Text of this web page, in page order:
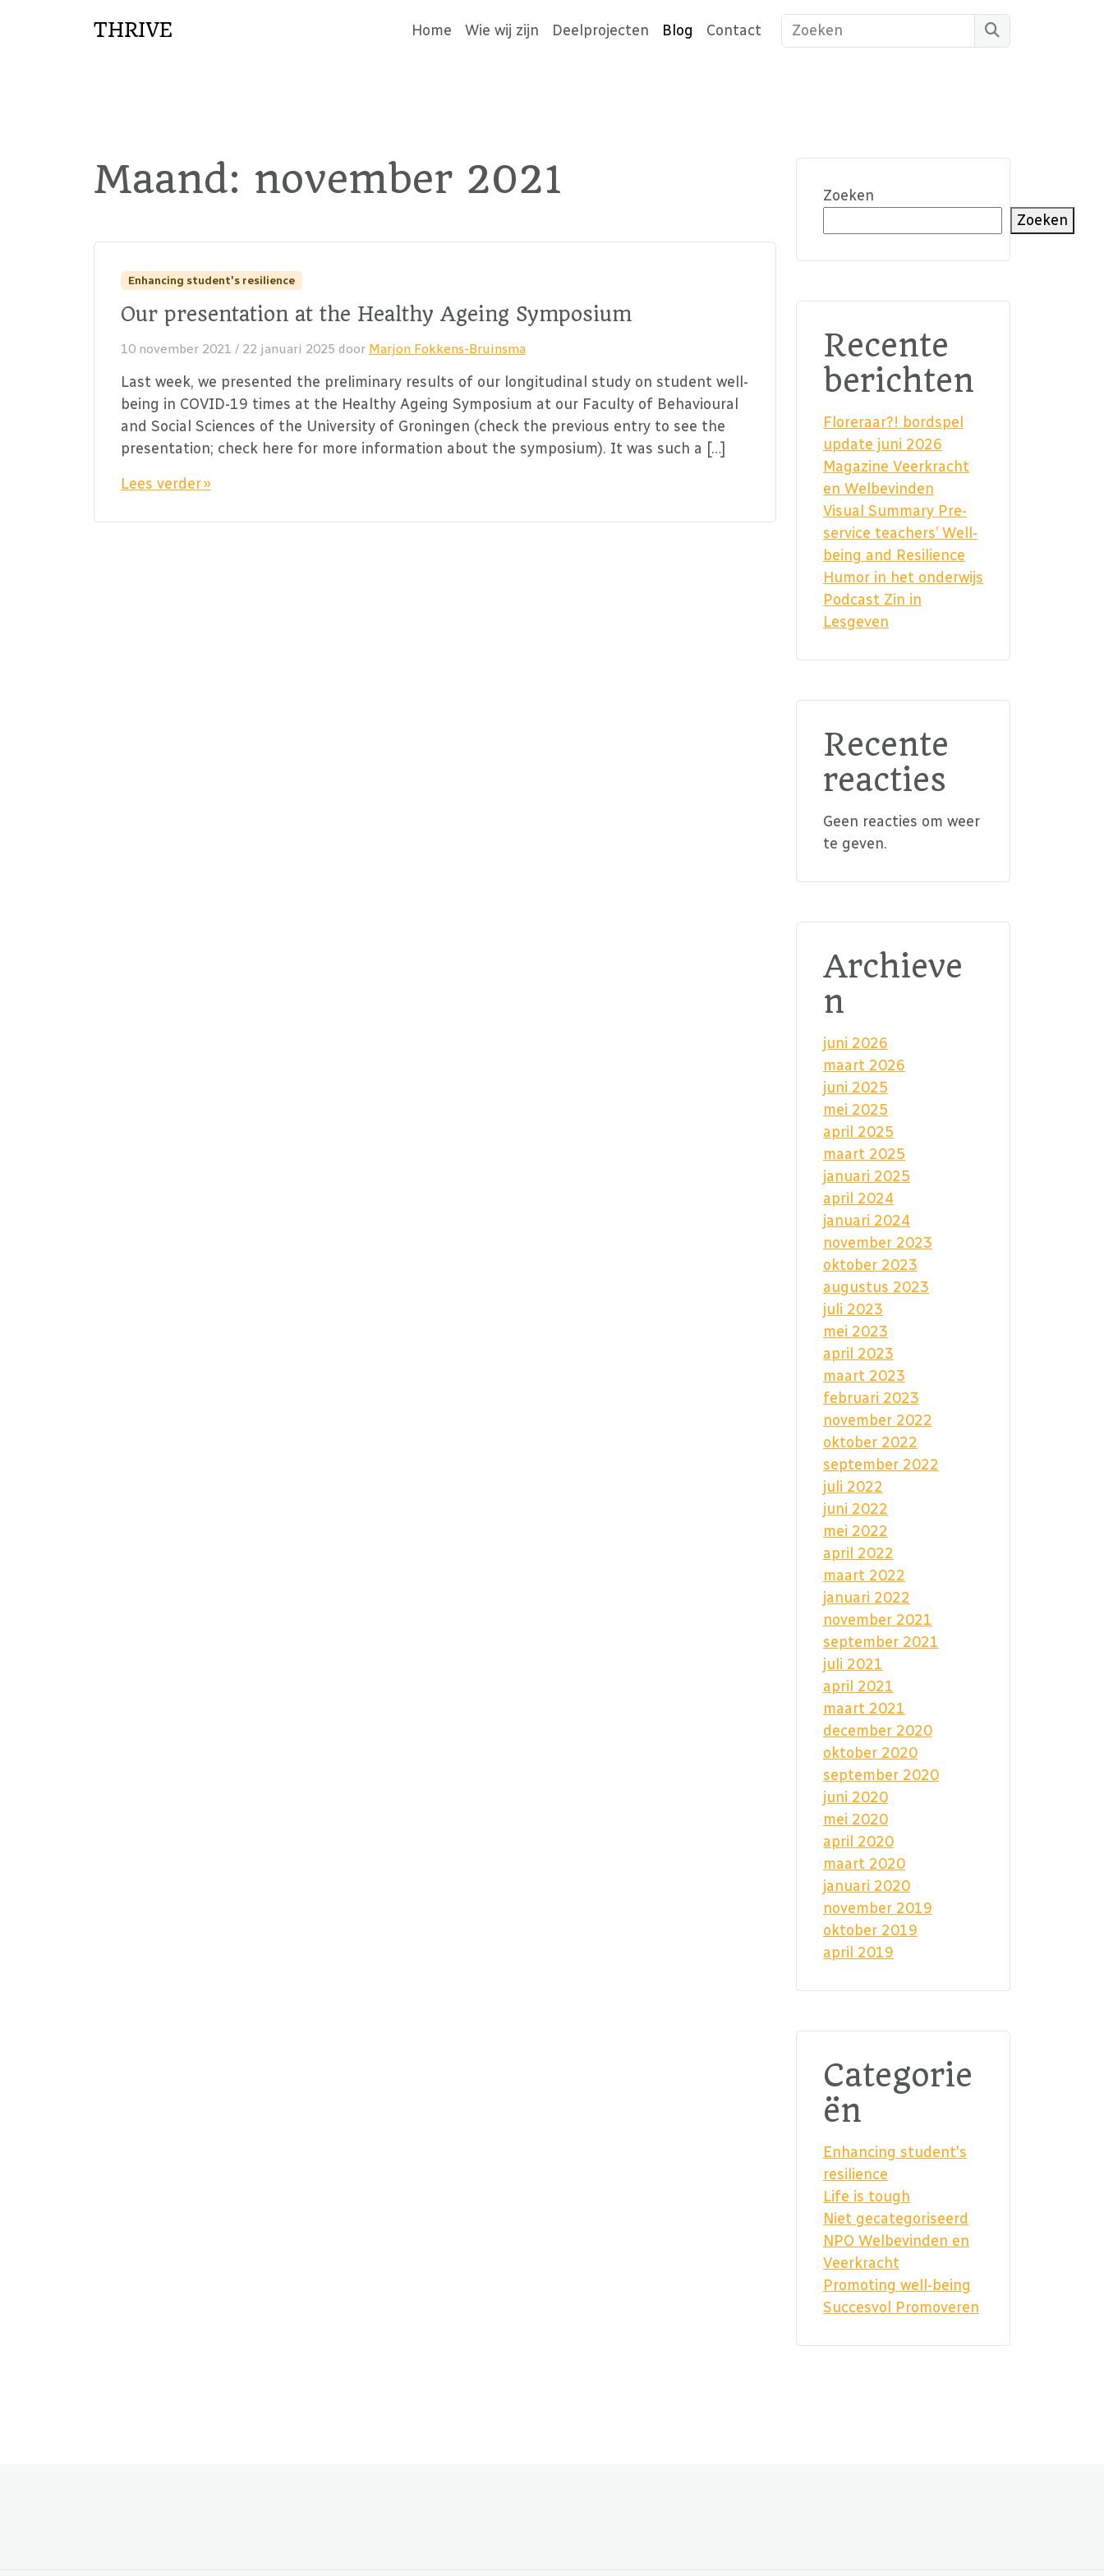
THRIVE Home Wie wij zijn Deelprojecten Blog Contact
Maand: november 2021
Enhancing student's resilience
Our presentation at the Healthy Ageing Symposium
10 november 2021 / 22 januari 2025 door Marjon Fokkens-Bruinsma
Last week, we presented the preliminary results of our longitudinal study on student well-
being in COVID-19 times at the Healthy Ageing Symposium at our Faculty of Behavioural
and Social Sciences of the University of Groningen (check the previous entry to see the
presentation; check here for more information about the symposium). It was such a […]
Lees verder »
Zoeken
Zoeken
Recente
berichten
Floreraar?! bordspel
update juni 2026
Magazine Veerkracht
en Welbevinden
Visual Summary Pre-
service teachers’ Well-
being and Resilience
Humor in het onderwijs
Podcast Zin in
Lesgeven
Recente
reacties
Geen reacties om weer
te geven.
Archieve
n
juni 2026
maart 2026
juni 2025
mei 2025
april 2025
maart 2025
januari 2025
april 2024
januari 2024
november 2023
oktober 2023
augustus 2023
juli 2023
mei 2023
april 2023
maart 2023
februari 2023
november 2022
oktober 2022
september 2022
juli 2022
juni 2022
mei 2022
april 2022
maart 2022
januari 2022
november 2021
september 2021
juli 2021
april 2021
maart 2021
december 2020
oktober 2020
september 2020
juni 2020
mei 2020
april 2020
maart 2020
januari 2020
november 2019
oktober 2019
april 2019
Categorie
ën
Enhancing student's
resilience
Life is tough
Niet gecategoriseerd
NPO Welbevinden en
Veerkracht
Promoting well-being
Succesvol Promoveren